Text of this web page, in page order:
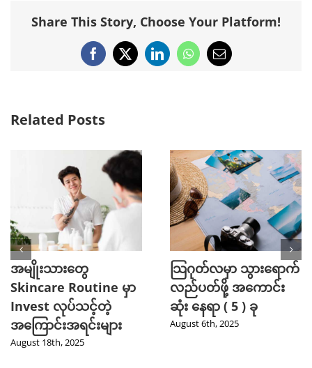
Share This Story, Choose Your Platform!
Facebook
X LinkedInWhatsApp
Email
Related Posts
အမျိုးသားတွေ
Skincare Routine မှာ
Invest လုပ်သင့်တဲ့
အကြောင်းအရင်းများ
August 18th, 2025
သြဂုတ်လမှာ သွားရောက်
လည်ပတ်ဖို့ အကောင်း
ဆုံး နေရာ ( 5 ) ခု
August 6th, 2025